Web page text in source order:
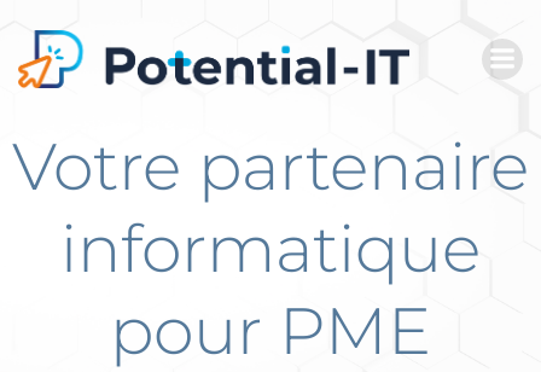
au
contenu
Votre partenaire
informatique
pour PME